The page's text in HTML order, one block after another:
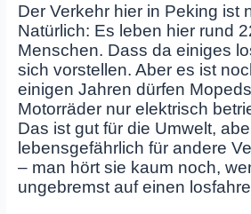
Der Verkehr hier in Peking ist
Natürlich: Es leben hier rund
Menschen. Dass da einiges
sich vorstellen. Aber es ist
einigen Jahren dürfen
Motorräder nur elektrisch
Das ist gut für die Umwelt,
lebensgefährlich für andere
– man hört sie kaum noch,
ungebremst auf einen